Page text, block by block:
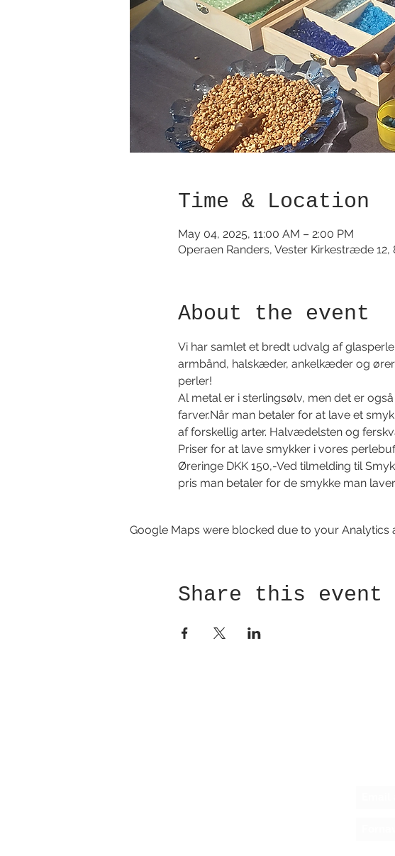
Time & Location
May 04, 2025, 11:00 AM – 2:00 PM
Operaen Randers, Vester Kirkestræde
About the event
Vi har samlet et bredt udvalg af
armbånd, halskæder, ankelkæder og
perler!
Al metal er i sterlingsølv, men det er
farver.Når man betaler for at lave et
af forskellig arter. Halvædelsten og
Priser for at lave smykker i vores
Øreringe DKK 150,-Ved tilmelding til
pris man betaler for de smykke man
Google Maps were blocked due to your Analytics
Share this event